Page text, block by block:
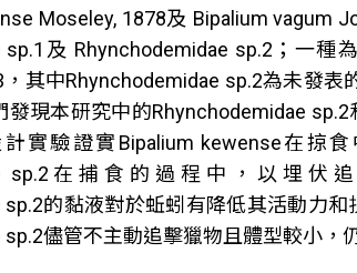
Moseley, 1878及 Bipalium vagum
sp.1及 Rhynchodemidae sp.2；一種
，其中Rhynchodemidae sp.2為未發
發現本研究中的Rhynchodemidae
實驗證實Bipalium kewense在掠
sp.2在捕食的過程中，以埋
sp.2的黏液對於蚯蚓有降低其活動力
儘管不主動追擊獵物且體型較小，